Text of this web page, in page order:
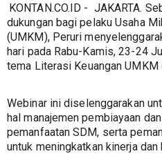
KONTAN.CO.ID -  JAKARTA.
dukungan bagi pelaku Usaha
(UMKM), Peruri
hari pada Rabu-Kamis, 23-24
tema Literasi Keuangan
Webinar ini diselenggarakan
hal manajemen pembiayaan
pemanfaatan SDM, serta
untuk meningkatkan kinerja